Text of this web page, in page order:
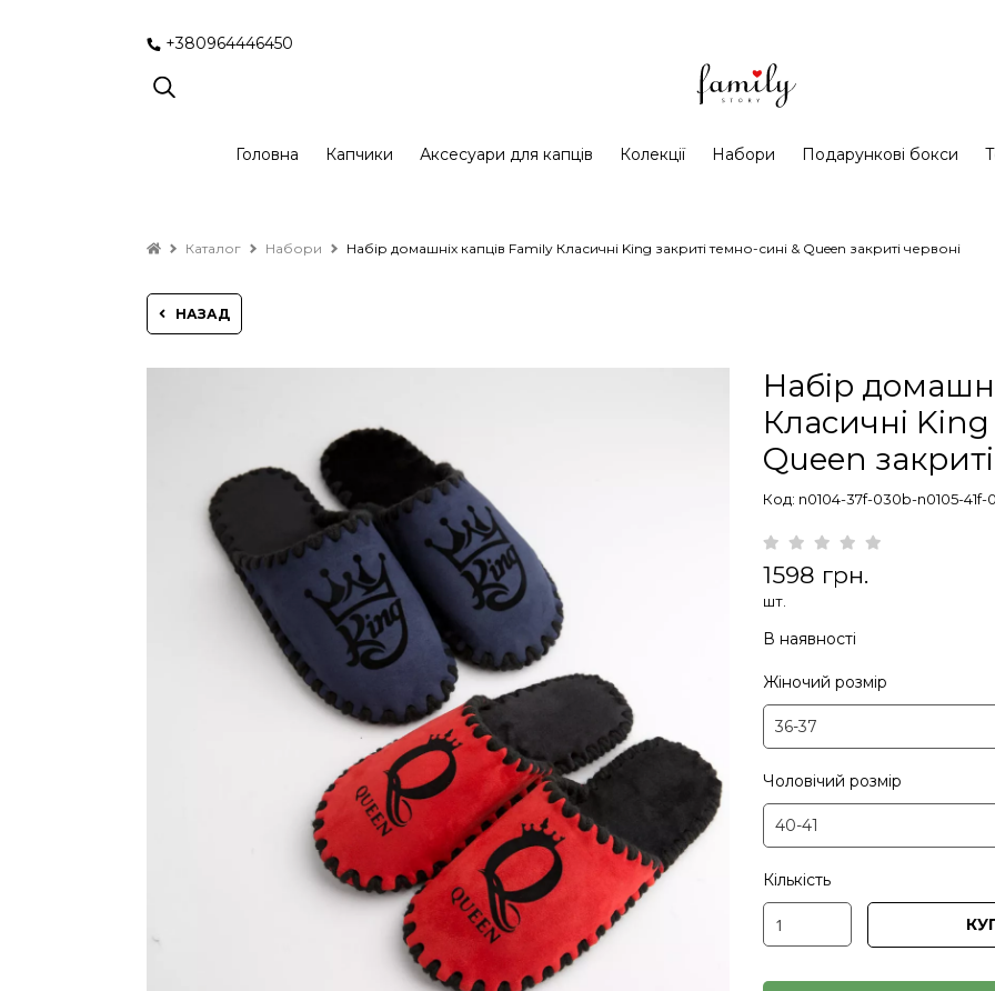
+380964446450
Головна Капчики Аксесуари для капців Колекції Набори Подарункові бокси
Каталог Набори Набір домашніх капців Family Класичні King закриті темно-сині & Queen закриті червоні
НАЗАД
Набір
Класичні
Queen
Код: n0104-37f-030b-n0105-41f-
1598 грн.
шт.
В наявності
Жіночий розмір
Чоловічий розмір
Кількість